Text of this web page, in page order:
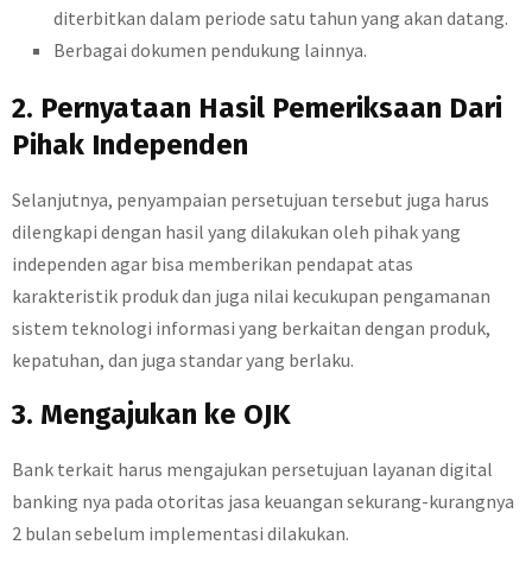
diterbitkan dalam periode satu tahun yang akan datang.
Berbagai dokumen pendukung lainnya.
2. Pernyataan Hasil Pemeriksaan Dari
Pihak Independen
Selanjutnya, penyampaian persetujuan tersebut juga harus
dilengkapi dengan hasil yang dilakukan oleh pihak yang
independen agar bisa memberikan pendapat atas
karakteristik produk dan juga nilai kecukupan pengamanan
sistem teknologi informasi yang berkaitan dengan produk,
kepatuhan, dan juga standar yang berlaku.
3. Mengajukan ke OJK
Bank terkait harus mengajukan persetujuan layanan digital
banking nya pada otoritas jasa keuangan sekurang-kurangnya
2 bulan sebelum implementasi dilakukan.